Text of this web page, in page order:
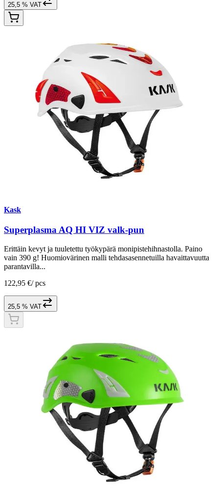
25,5 % VAT
Kask
Superplasma AQ HI VIZ valk-pun
Erittäin kevyt ja tuuletettu työkypärä monipistehihnastolla. Paino
vain 390 g! Huomiovärinen malli tehdasasennetuilla havaittavuutta
parantavilla...
122,95 €/ pcs
25,5 % VAT